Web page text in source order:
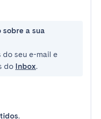
sobre a sua
do seu e-mail e
do Inbox.
.